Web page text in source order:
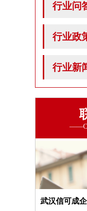
行业问
行业政
行业新
武汉信可成